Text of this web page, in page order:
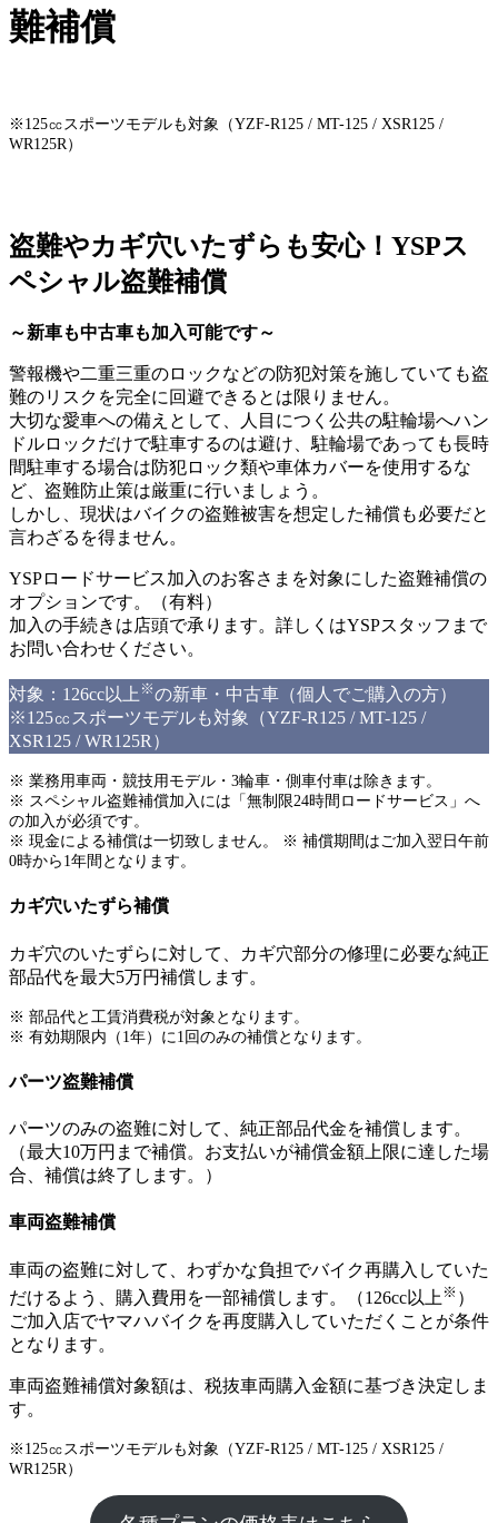
難補償
※125㏄スポーツモデルも対象（YZF-R125 / MT-125 / XSR125 /
WR125R）
盗難やカギ穴いたずらも安心！YSPス
ペシャル盗難補償
～新車も中古車も加入可能です～
警報機や二重三重のロックなどの防犯対策を施していても盗
難のリスクを完全に回避できるとは限りません。
大切な愛車への備えとして、人目につく公共の駐輪場へハン
ドルロックだけで駐車するのは避け、駐輪場であっても長時
間駐車する場合は防犯ロック類や車体カバーを使用するな
ど、盗難防止策は厳重に行いましょう。
しかし、現状はバイクの盗難被害を想定した補償も必要だと
言わざるを得ません。
YSPロードサービス加入のお客さまを対象にした盗難補償の
オプションです。（有料）
加入の手続きは店頭で承ります。詳しくはYSPスタッフまで
お問い合わせください。
対象：126cc以上 ※の新車・中古車（個人でご購入の方）
※125㏄スポーツモデルも対象（YZF-R125 / MT-125 /
XSR125 / WR125R）
※ 業務用車両・競技用モデル・3輪車・側車付車は除きます。
※ スペシャル盗難補償加入には「無制限24時間ロードサービス」へ
の加入が必須です。
※ 現金による補償は一切致しません。 ※ 補償期間はご加入翌日午前
0時から1年間となります。
カギ穴いたずら補償
カギ穴のいたずらに対して、カギ穴部分の修理に必要な純正
部品代を最大5万円補償します。
※ 部品代と工賃消費税が対象となります。
※ 有効期限内（1年）に1回のみの補償となります。
パーツ盗難補償
パーツのみの盗難に対して、純正部品代金を補償します。
（最大10万円まで補償。お支払いが補償金額上限に達した場
合、補償は終了します。）
車両盗難補償
車両の盗難に対して、わずかな負担でバイク再購入していた
だけるよう、購入費用を一部補償します。（126cc以上 ※ ）
ご加入店でヤマハバイクを再度購入していただくことが条件
となります。
車両盗難補償対象額は、税抜車両購入金額に基づき決定しま
す。
※125㏄スポーツモデルも対象（YZF-R125 / MT-125 / XSR125 /
WR125R）